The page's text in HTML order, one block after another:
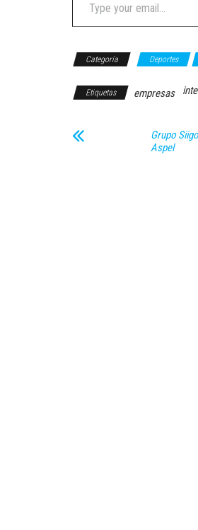
Categoría Deportes
Etiquetas empresas
Grupo
Aspel